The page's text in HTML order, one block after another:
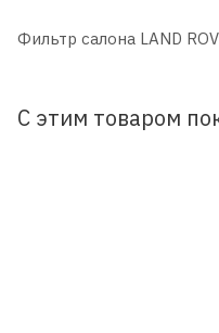
Фильтр салона LAND
С этим товаром